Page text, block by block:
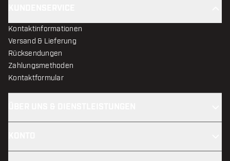
Kontaktinformationen
Versand & Lieferung
Rücksendungen
Zahlungsmethoden
Kontaktformular